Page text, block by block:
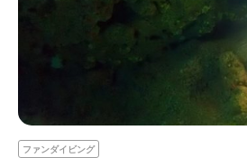
ファンダイビング